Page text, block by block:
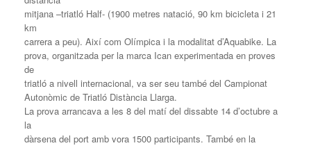
mitjana –triatló Half- (1900 metres natació, 90 km bicicleta i 21
km
carrera a peu). Així com Olímpica i la modalitat d’Aquabike. La
prova, organitzada per la marca Ican experimentada en proves
de
triatló a nivell internacional, va ser seu també del Campionat
Autonòmic de Triatló Distància Llarga.
La prova arrancava a les 8 del matí del dissabte 14 d’octubre a
la
dàrsena del port amb vora 1500 participants. També en la